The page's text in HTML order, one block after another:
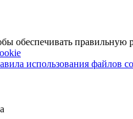
обеспечивать правильную
использования файлов